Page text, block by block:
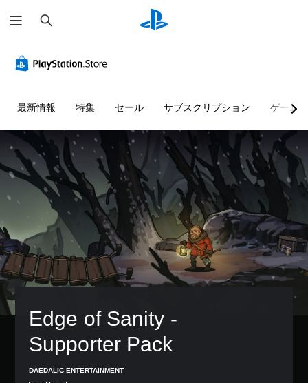
索
最新情報 特集 セール サブスクリプション ゲーム
Edge of Sanity -
Supporter Pack
DAEDALIC ENTERTAINMENT